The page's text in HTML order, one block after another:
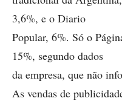
3,6%, e o Diario
Popular, 6%. Só o
15%, segundo dados
da empresa, que não
As vendas de